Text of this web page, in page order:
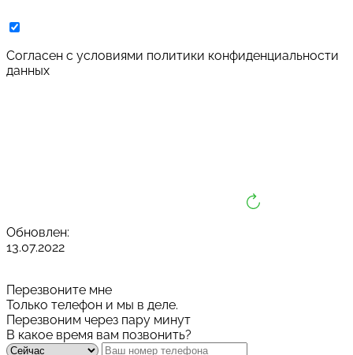
Cогласен с условиями политики конфиденциальности
данных
Обновлен:
13.07.2022
Перезвоните мне
Только телефон и мы в деле.
Перезвоним через пару минут
В какое время вам позвонить?